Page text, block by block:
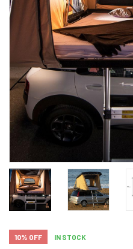
10% OFF IN STOCK